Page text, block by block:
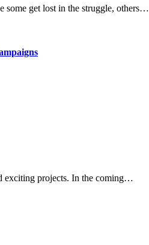
some get lost in the struggle, others…
exciting projects. In the coming…